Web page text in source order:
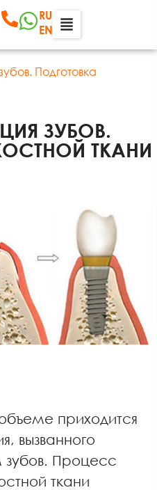
RU
EN
Подготовка
ЗУБОВ.
ТКАНИ
объеме приходится
вызванного
зубов. Процесс
ткани